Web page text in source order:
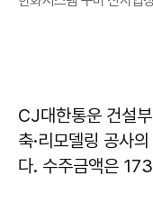
CJ대한통운 건설
축·리모델링 공사
다. 수주금액은